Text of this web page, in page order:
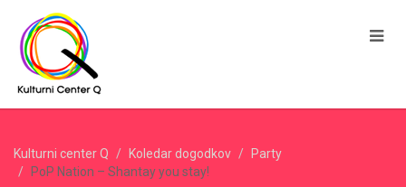
Kulturni center Q Koledar dogodkov
Party
PoP Nation – Shantay you stay!